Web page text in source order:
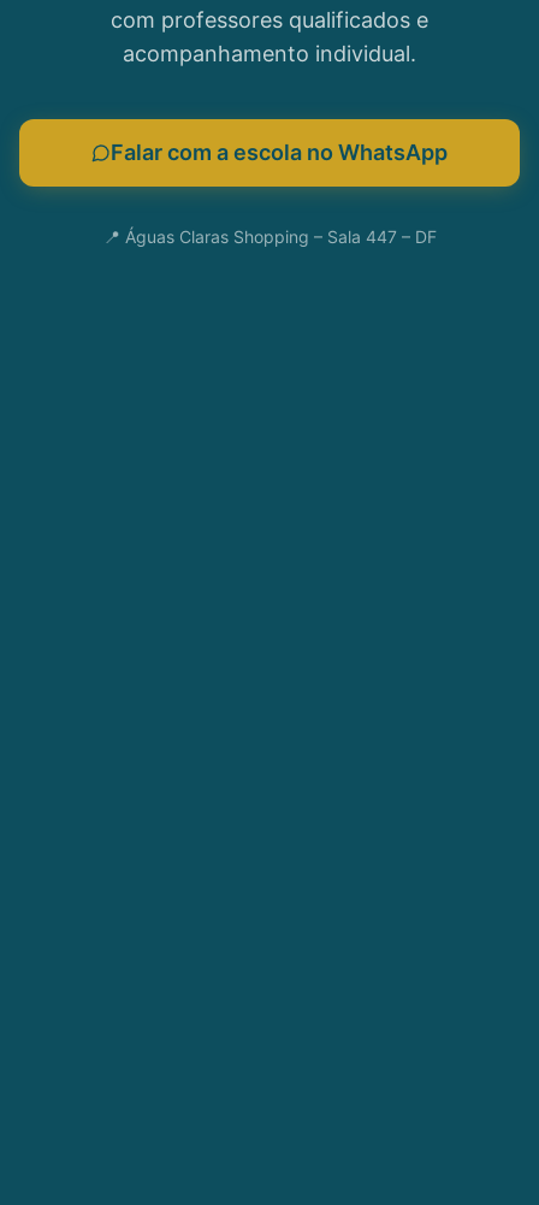
com professores qualificados e
acompanhamento individual.
Falar com a escola no WhatsApp
📍 Águas Claras Shopping – Sala 447 – DF